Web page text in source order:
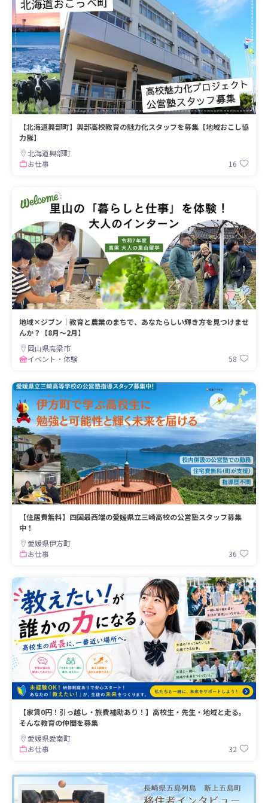
【北海道興部町】興部高校教育の魅力化スタッフを募集【地域おこし協
力隊】
北海道興部町
お仕事
16
地域×ジブン｜教育と農業のまちで、あなたらしい輝き方を見つけませ
んか？【8月〜2月】
岡山県高梁市
イベント・体験
58
【住居費無料】四国最西端の愛媛県立三崎高校の公営塾スタッフ募集
中！
愛媛県伊方町
お仕事
36
【家賃0円！引っ越し・旅費補助あり！】高校生・先生・地域と走る。
そんな教育の仲間を募集
愛媛県愛南町
お仕事
32